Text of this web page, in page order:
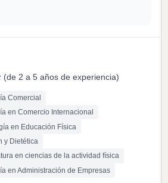
(de 2 a 5 años de experiencia)
Comercial
en Comercio Internacional
en Educación Física
y Dietética
en ciencias de la actividad física
en Administración de Empresas